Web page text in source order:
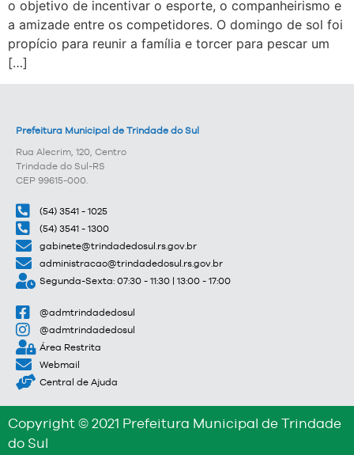
o objetivo de incentivar o esporte, o companheirismo e
a amizade entre os competidores. O domingo de sol foi
propício para reunir a família e torcer para pescar um
[…]
Prefeitura Municipal de Trindade do Sul
Rua Alecrim, 120, Centro
Trindade do Sul-RS
CEP 99615-000.
(54) 3541 - 1025
(54) 3541 - 1300
gabinete@trindadedosul.rs.gov.br
administracao@trindadedosul.rs.gov.br
Segunda-Sexta: 07:30 - 11:30 | 13:00 - 17:00
@admtrindadedosul
@admtrindadedosul
Área Restrita
Webmail
Central de Ajuda
Copyright © 2021 Prefeitura Municipal de Trindade
do Sul